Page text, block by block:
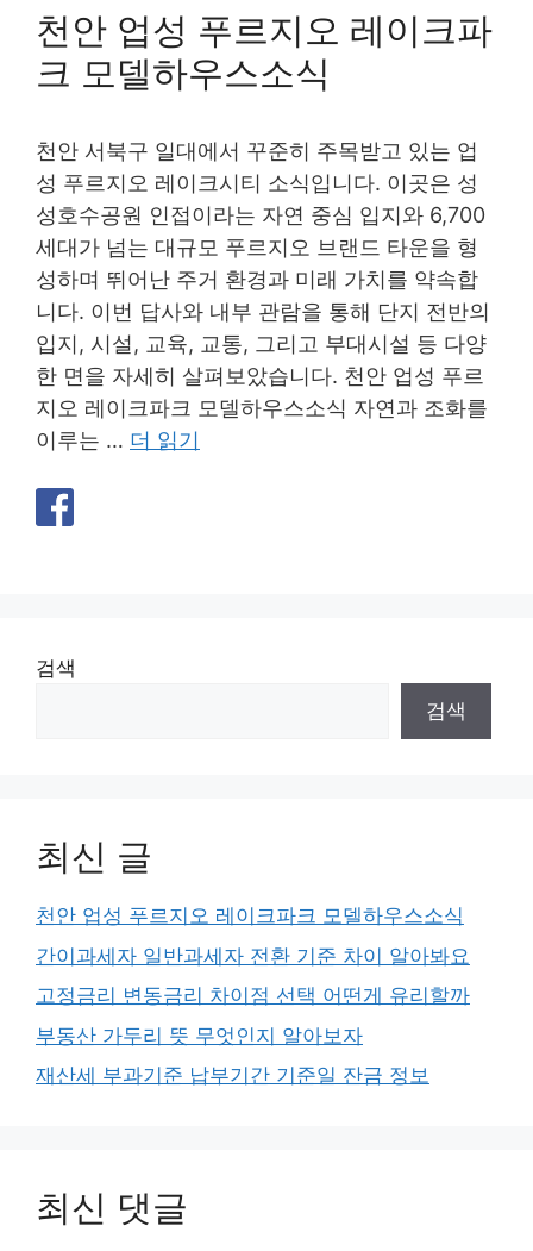
천안 업성 푸르지오 레이크파
크 모델하우스소식
천안 서북구 일대에서 꾸준히 주목받고 있는 업
성 푸르지오 레이크시티 소식입니다. 이곳은 성
성호수공원 인접이라는 자연 중심 입지와 6,700
세대가 넘는 대규모 푸르지오 브랜드 타운을 형
성하며 뛰어난 주거 환경과 미래 가치를 약속합
니다. 이번 답사와 내부 관람을 통해 단지 전반의
입지, 시설, 교육, 교통, 그리고 부대시설 등 다양
한 면을 자세히 살펴보았습니다. 천안 업성 푸르
지오 레이크파크 모델하우스소식 자연과 조화를
이루는 … 더 읽기
검색
검색
최신 글
천안 업성 푸르지오 레이크파크 모델하우스소식
간이과세자 일반과세자 전환 기준 차이 알아봐요
고정금리 변동금리 차이점 선택 어떤게 유리할까
부동산 가두리 뜻 무엇인지 알아보자
재산세 부과기준 납부기간 기준일 잔금 정보
최신 댓글